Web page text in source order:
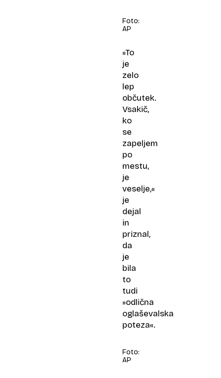
Foto:
AP
»To
je
zelo
lep
občutek.
Vsakič,
ko
se
zapeljem
po
mestu,
je
veselje,«
je
dejal
in
priznal,
da
je
bila
to
tudi
»odlična
oglaševalska
poteza«.
Foto:
AP